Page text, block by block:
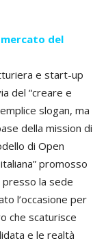
del
e start-up
del “creare e
slogan, ma
della mission di
di Open
promosso
la sede
l’occasione per
che scaturisce
e le realtà